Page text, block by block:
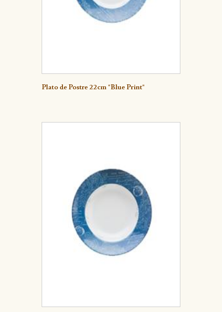
Detalle
Plato de Postre 22cm "Blue Print"